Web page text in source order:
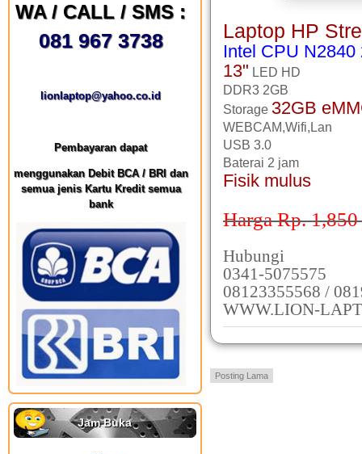
WA / CALL / SMS :
081 967 3738
lionlaptop@yahoo.co.id
Pembayaran dapat
menggunakan Debit BCA / BRI dan
semua jenis Kartu Kredit semua
bank
Jam Buka
Laptop HP
Intel CPU N2840
13" LED HD
DDR3 2GB
Storage 32GB
WEBCAM,Wifi,Lan
USB 3.0
Baterai 2 jam
Fisik mulus
Harga Rp. 1,850
Hubungi
0341-5075575
08123355568 /
WWW.LION-
Posting Lama